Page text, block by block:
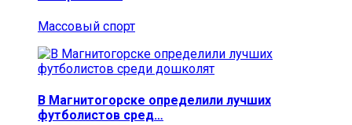
Массовый спорт
В Магнитогорске определили лучших
футболистов сред…